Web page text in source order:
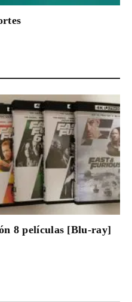
8 películas [Blu-ray]